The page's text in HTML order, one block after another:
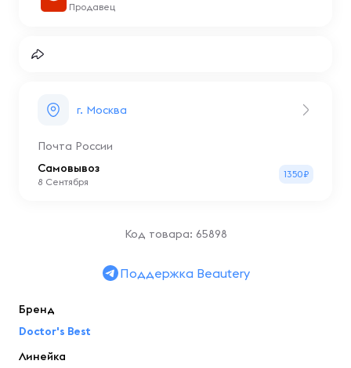
Продавец
г. Москва
Почта России
Самовывоз
8 Сентября
1350₽
Код товара: 65898
Поддержка Beautery
Бренд
Doctor's Best
Линейка